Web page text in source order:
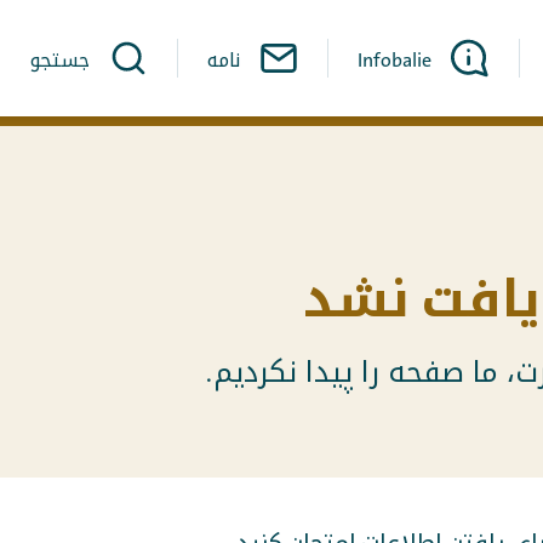
Infobalie نامه جستجو
نشد
ما صفحه را پیدا نکردیم.